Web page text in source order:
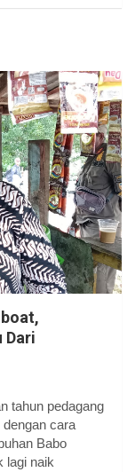
Dari
tahun pedagang
cara
Babo
lagi naik